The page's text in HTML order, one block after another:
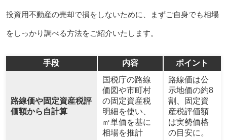
投資用不動産の売却で損をしないために、まずご自身でも相場
をしっかり調べる方法をご紹介いたします。
手段 内容 ポイント
路線価や固定資産税評
価額から自計算
国税庁の路線
価図や市町村
の固定資産税
明細を使い、
㎡単価を基に
相場を推計
路線価は公
示地価の約8
割、固定資
産税評価額
は実勢価格
の目安に。